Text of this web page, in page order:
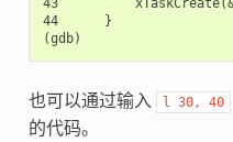
43
44      }
也可以通过输入 l 30, 40
的代码。